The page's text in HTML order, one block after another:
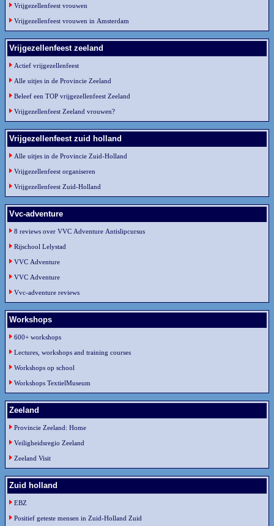
Vrijgezellenfeest vrouwen
Vrijgezellenfeest vrouwen in Amsterdam
Vrijgezellenfeest zeeland
Actief vrijgezellenfeest
Alle uitjes in de Provincie Zeeland
Beleef een TOP vrijgezellenfeest Zeeland
Vrijgezellenfeest Zeeland vrouwen?
Vrijgezellenfeest zuid holland
Alle uitjes in de Provincie Zuid-Holland
Vrijgezellenfeest organiseren
Vrijgezellenfeest Zuid-Holland
Vvc-adventure
8 reviews over VVC Adventure Antislipcursus
Rijschool Lelystad
VVC Adventure
VVC Adventure
Vvc-adventure reviews
Workshops
600+ workshops
Lectures, workshops and training courses
Workshops op school
Workshops TextielMuseum
Zeeland
Provincie Zeeland: Home
Veiligheidsregio Zeeland
Zeeland Visit
Zuid holland
EBZ
Positief geteste mensen in Zuid-Holland Zuid